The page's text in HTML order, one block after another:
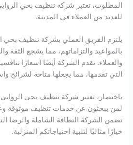
المطلوب، تعتبر شركة تنظيف بحي الروابي
للعديد من العملاء في المدينة.
يلتزم الفريق العملي بشركة تنظيف بحي
بالمواعيد والتزاماتهم، مما يشجع الثقة
والعملاء. تقدم الشركة أيضًا أسعارًا
التي تقدمها، مما يجعلها متاحة لشرائح
باختصار، تعتبر شركة تنظيف بحي الروابي
لمن يبحثون عن خدمات تنظيف موثوقة
تضمن الشركة النظافة الشاملة والرضا
خيارًا مثاليًا لتلبية احتياجاتكم المنزلية.